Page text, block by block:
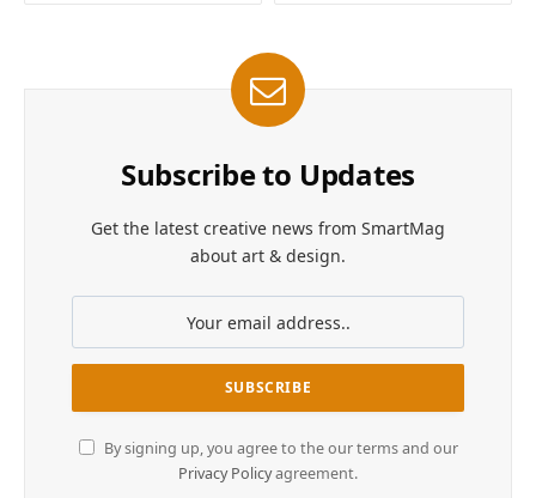
Subscribe to Updates
Get the latest creative news from SmartMag
about art & design.
By signing up, you agree to the our terms and our
Privacy Policyagreement.